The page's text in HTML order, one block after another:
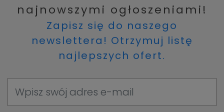
najnowszymi ogłoszeniami!
Zapisz się do naszego
newslettera! Otrzymuj listę
najlepszych ofert.